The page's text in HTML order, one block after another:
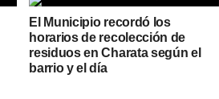
El Municipio recordó los
horarios de recolección de
residuos en Charata según el
barrio y el día